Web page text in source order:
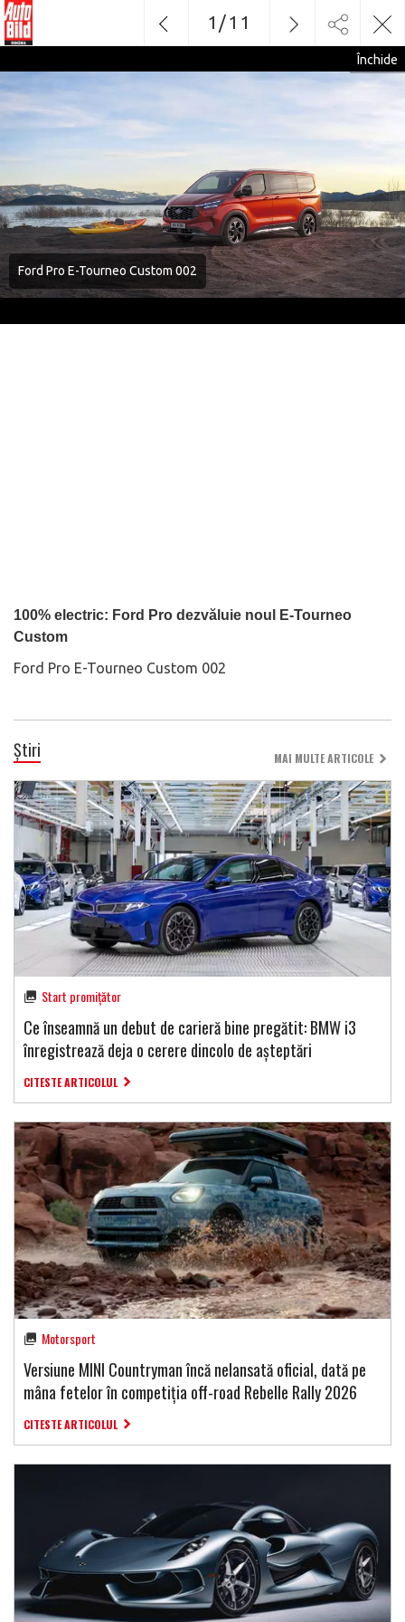
Ford Pro E-Tourneo Custom 002
100% electric: Ford Pro dezvăluie noul E-Tourneo
Custom
Ford Pro E-Tourneo Custom 002
Închide
1 /11
Știri MAI MULTE ARTICOLE
Start promițător
Ce înseamnă un debut de carieră bine pregătit: BMW i3
înregistrează deja o cerere dincolo de așteptări
CITESTE ARTICOLUL
Motorsport
Versiune MINI Countryman încă nelansată oficial, dată pe
mâna fetelor în competiția off-road Rebelle Rally 2026
CITESTE ARTICOLUL